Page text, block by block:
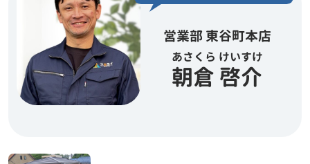
営業部 東谷町本店
あさくら けいすけ
朝倉 啓介